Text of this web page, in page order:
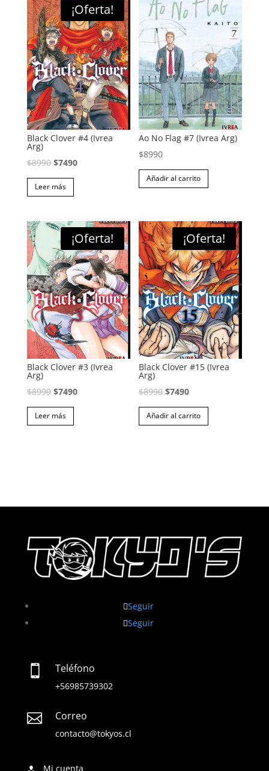
¡Oferta!
Black Clover #4 (Ivrea
Arg)
$8990 El
precio
original
$8990.
$7490El
$7490.
Leer más
Ao No Flag #7 (Ivrea Arg)
$8990
Añadir al carrito
¡Oferta!
Black Clover #3 (Ivrea
Arg)
$8990 El
precio
original
$7490El
Leer más
¡Oferta!
Black Clover #15 (Ivrea
Arg)
$8990 El
precio
original
$7490El
precio
actual
Añadir al carrito
Seguir
Seguir
 Teléfono
+56985739302
 Correo
contacto@tokyos.cl
Mi cuenta